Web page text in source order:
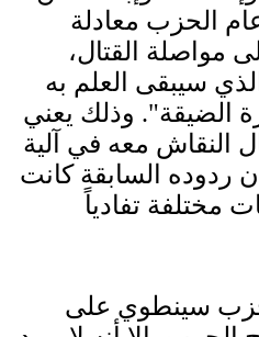
الحزب معادلة
مواصلة القتال،
سيبقى العلم به
الضيقة". وذلك يعني
معه في آلية
ردوده السابقة كانت
مختلفة تفادياً
سينطوي على